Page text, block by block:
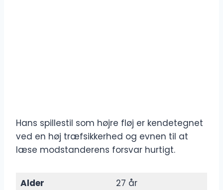
Hans spillestil som højre fløj er kendetegnet
ved en høj træfsikkerhed og evnen til at
læse modstanderens forsvar hurtigt.
Alder
27 år